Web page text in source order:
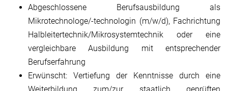
Abgeschlossene Berufsausbildung als
Mikrotechnologe/-technologin (m/w/d), Fachrichtung
Halbleitertechnik/Mikrosystemtechnik oder eine
vergleichbare Ausbildung mit entsprechender
Berufserfahrung
Erwünscht: Vertiefung der Kenntnisse durch eine